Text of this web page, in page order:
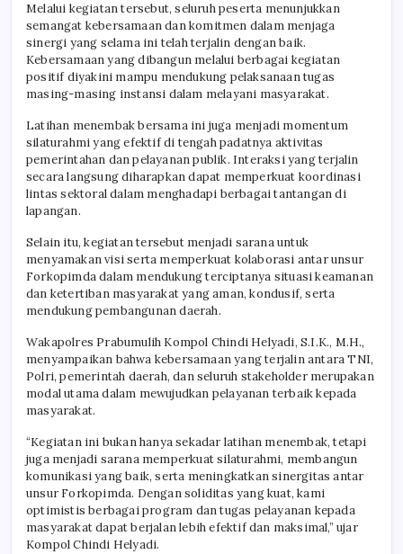
Melalui kegiatan tersebut, seluruh peserta menunjukkan
semangat kebersamaan dan komitmen dalam menjaga
sinergi yang selama ini telah terjalin dengan baik.
Kebersamaan yang dibangun melalui berbagai kegiatan
positif diyakini mampu mendukung pelaksanaan tugas
masing-masing instansi dalam melayani masyarakat.
Latihan menembak bersama ini juga menjadi momentum
silaturahmi yang efektif di tengah padatnya aktivitas
pemerintahan dan pelayanan publik. Interaksi yang terjalin
secara langsung diharapkan dapat memperkuat koordinasi
lintas sektoral dalam menghadapi berbagai tantangan di
lapangan.
Selain itu, kegiatan tersebut menjadi sarana untuk
menyamakan visi serta memperkuat kolaborasi antar unsur
Forkopimda dalam mendukung terciptanya situasi keamanan
dan ketertiban masyarakat yang aman, kondusif, serta
mendukung pembangunan daerah.
Wakapolres Prabumulih Kompol Chindi Helyadi, S.I.K., M.H.,
menyampaikan bahwa kebersamaan yang terjalin antara TNI,
Polri, pemerintah daerah, dan seluruh stakeholder merupakan
modal utama dalam mewujudkan pelayanan terbaik kepada
masyarakat.
“Kegiatan ini bukan hanya sekadar latihan menembak, tetapi
juga menjadi sarana memperkuat silaturahmi, membangun
komunikasi yang baik, serta meningkatkan sinergitas antar
unsur Forkopimda. Dengan soliditas yang kuat, kami
optimistis berbagai program dan tugas pelayanan kepada
masyarakat dapat berjalan lebih efektif dan maksimal,” ujar
Kompol Chindi Helyadi.